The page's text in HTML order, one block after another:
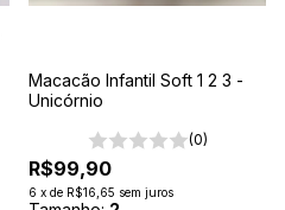
Macacão Infantil Soft 1 2 3 -
Unicórnio
(0)
R$99,90
6 x de R$16,65 sem juros